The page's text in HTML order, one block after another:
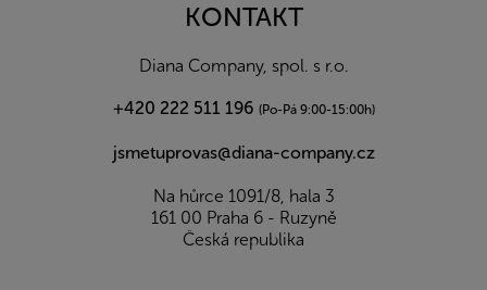
KONTAKT
Diana Company, spol. s r.o.
+420 222 511 196 (Po-Pá 9:00-15:00h)
jsmetuprovas@diana-company.cz
Na hůrce 1091/8, hala 3
161 00 Praha 6 - Ruzyně
Česká republika